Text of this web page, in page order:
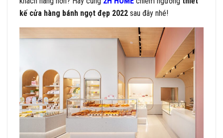
kế cửa hàng bánh ngọt đẹp 2022 sau đây nhé!